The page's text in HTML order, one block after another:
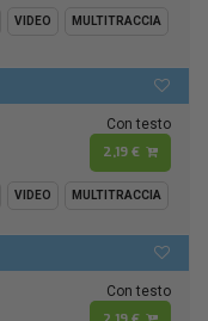
VIDEO MULTITRACCIA
Con testo
2,19 €
VIDEO MULTITRACCIA
Con testo